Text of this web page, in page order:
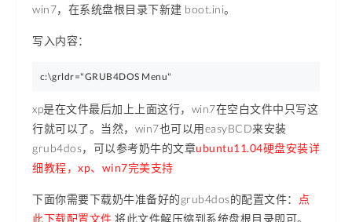
win7，在系统盘根目录下新建 boot.ini。
写入内容：
c:\grldr="GRUB4DOS Menu"
xp是在文件最后加上上面这行，win7在空白文件中只写这
行就可以了。当然，win7也可以用easyBCD来安装
grub4dos，可以参考奶牛的文章ubuntu11.04硬盘安装详
细教程，xp、win7完美支持
下面你需要下载奶牛准备好的grub4dos的配置文件：
点
此下载配置文件 将此文件解压缩到系统盘根目录即可。